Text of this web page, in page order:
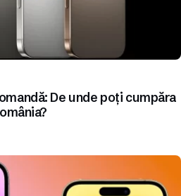
De unde poți cumpăra